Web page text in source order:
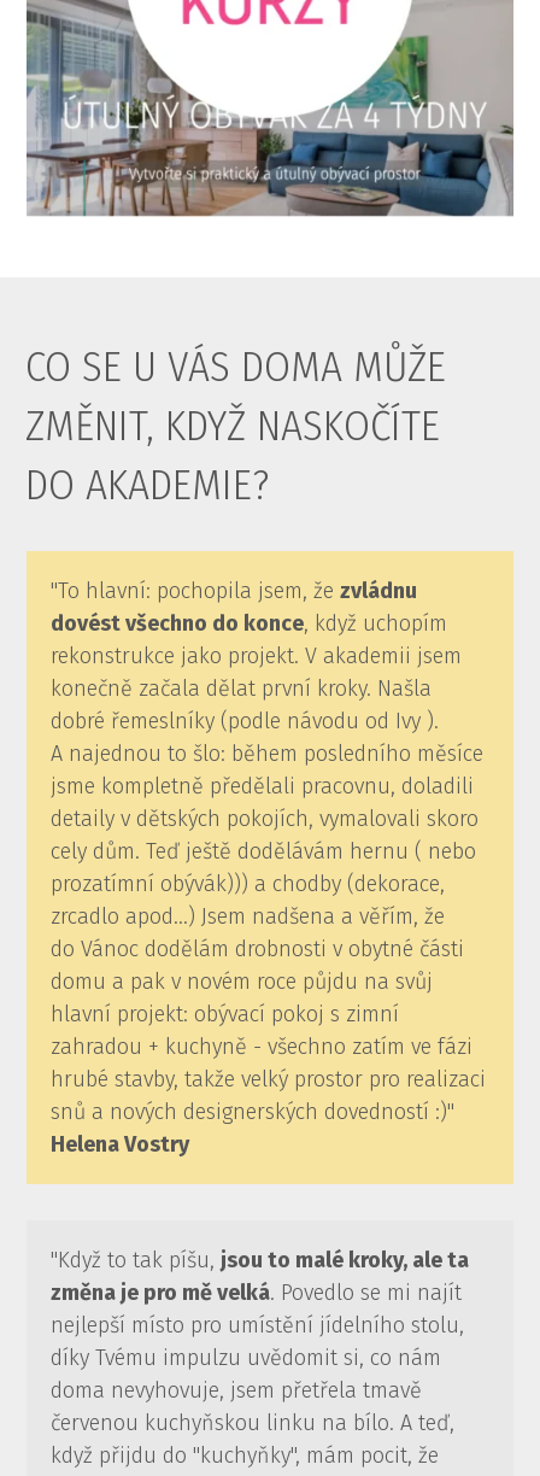
CO SE U VÁS DOMA MŮŽE
ZMĚNIT, KDYŽ NASKOČÍTE
DO AKADEMIE?
"To hlavní: pochopila jsem, žezvládnu
dovést všechno do konce, když uchopím
rekonstrukce jako projekt. V akademii jsem
konečně začala dělat první kroky. Našla
dobré řemeslníky (podle návodu od Ivy ).
A najednou to šlo: během posledního měsíce
jsme kompletně předělali pracovnu, doladili
detaily v dětských pokojích, vymalovali skoro
cely dům. Teď ještě dodělávám hernu ( nebo
prozatímní obývák))) a chodby (dekorace,
zrcadlo apod…) Jsem nadšena a věřím, že
do Vánoc dodělám drobnosti v obytné části
domu a pak v novém roce půjdu na svůj
hlavní projekt: obývací pokoj s zimní
zahradou + kuchyně - všechno zatím ve fázi
hrubé stavby, takže velký prostor pro realizaci
snů a nových designerských dovedností :)"
Helena Vostry
"Když to tak píšu, jsou to malé kroky, ale ta
změna je pro mě velká. Povedlo se mi najít
nejlepší místo pro umístění jídelního stolu,
díky Tvému impulzu uvědomit si, co nám
doma nevyhovuje, jsem přetřela tmavě
červenou kuchyňskou linku na bílo. A teď,
když přijdu do "kuchyňky", mám pocit, že